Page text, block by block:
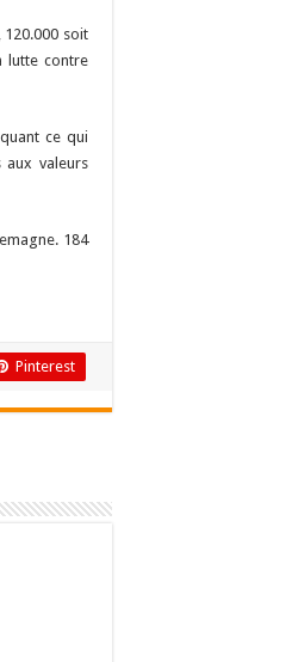
soit
lutte contre
ce qui
aux valeurs
184
Pinterest